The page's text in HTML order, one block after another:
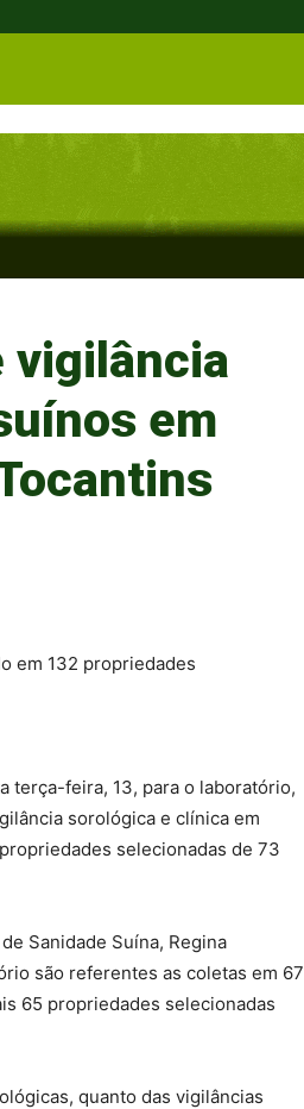
vigilância
em
em 132 propriedades
terça-feira, 13, para o laboratório,
sorológica e clínica em
selecionadas de 73
Sanidade Suína, Regina
são referentes as coletas em 67
65 propriedades selecionadas
quanto das vigilâncias